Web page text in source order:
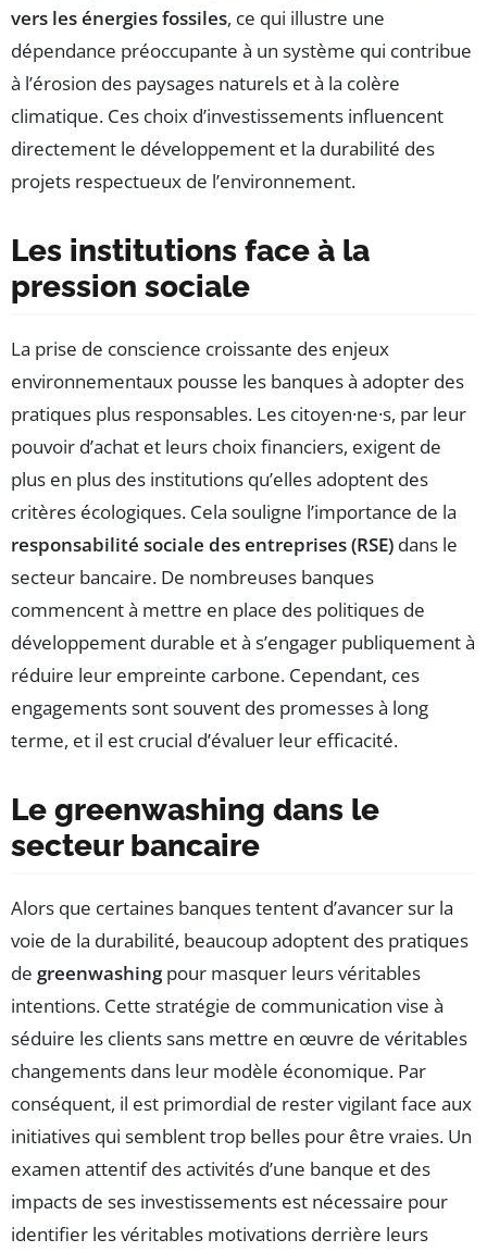
vers les énergies fossiles, ce qui illustre une
dépendance préoccupante à un système qui contribue
à l’érosion des paysages naturels et à la colère
climatique. Ces choix d’investissements influencent
directement le développement et la durabilité des
projets respectueux de l’environnement.
Les institutions face à la
pression sociale
La prise de conscience croissante des enjeux
environnementaux pousse les banques à adopter des
pratiques plus responsables. Les citoyen·ne·s, par leur
pouvoir d’achat et leurs choix financiers, exigent de
plus en plus des institutions qu’elles adoptent des
critères écologiques. Cela souligne l’importance de la
responsabilité sociale des entreprises (RSE) dans le
secteur bancaire. De nombreuses banques
commencent à mettre en place des politiques de
développement durable et à s’engager publiquement à
réduire leur empreinte carbone. Cependant, ces
engagements sont souvent des promesses à long
terme, et il est crucial d’évaluer leur efficacité.
Le greenwashing dans le
secteur bancaire
Alors que certaines banques tentent d’avancer sur la
voie de la durabilité, beaucoup adoptent des pratiques
de greenwashingpour masquer leurs véritables
intentions. Cette stratégie de communication vise à
séduire les clients sans mettre en œuvre de véritables
changements dans leur modèle économique. Par
conséquent, il est primordial de rester vigilant face aux
initiatives qui semblent trop belles pour être vraies. Un
examen attentif des activités d’une banque et des
impacts de ses investissements est nécessaire pour
identifier les véritables motivations derrière leurs